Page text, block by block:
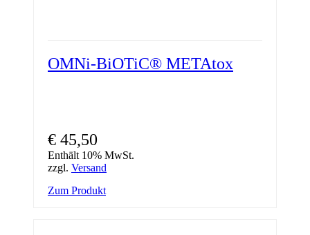
OMNi-BiOTiC® METAtox
€ 45,50
Enthält 10% MwSt.
zzgl. Versand
Zum Produkt